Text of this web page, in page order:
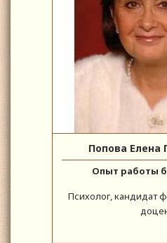
Попова Елена
Опыт работы
Психолог, кандидат